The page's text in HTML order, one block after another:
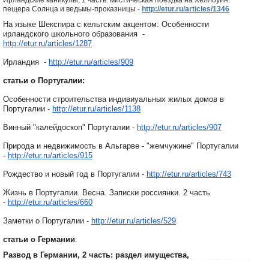
пещера Солнца и ведьмы-проказницы - http://etur.ru/articles/1346
На языке Шекспира с кельтским акцентом: Особенности
ирландского школьного образования -
http://etur.ru/articles/1287
Ирландия - http://etur.ru/articles/909
статьи о Португалии:
Особенности строительства индивиуальных жилых домов в
Португалии - http://etur.ru/articles/1138
Винный "калейдоскоп" Португалии - http://etur.ru/articles/907
Природа и недвижимость в Альгарве - "жемчужине" Португалии
- http://etur.ru/articles/915
Рождество и новый год в Португалии - http://etur.ru/articles/743
Жизнь в Португалии. Весна. Записки россиянки. 2 часть
- http://etur.ru/articles/660
Заметки о Португалии - http://etur.ru/articles/529
статьи о Германии:
Развод в Германии, 2 часть: раздел имущества,